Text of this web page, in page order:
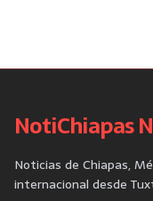
NotiChiapas
Noticias de Chiapas,
internacional desde